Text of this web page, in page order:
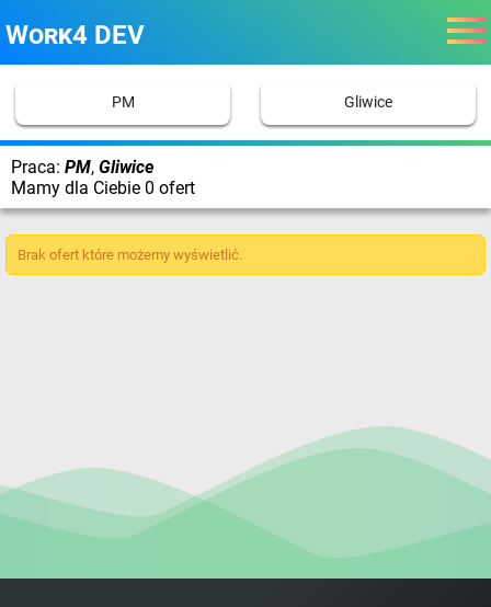
Work4 DEV
PM Gliwice
Praca: PM, Gliwice
Mamy dla Ciebie 0 ofert
Brak ofert które możemy wyświetlić.